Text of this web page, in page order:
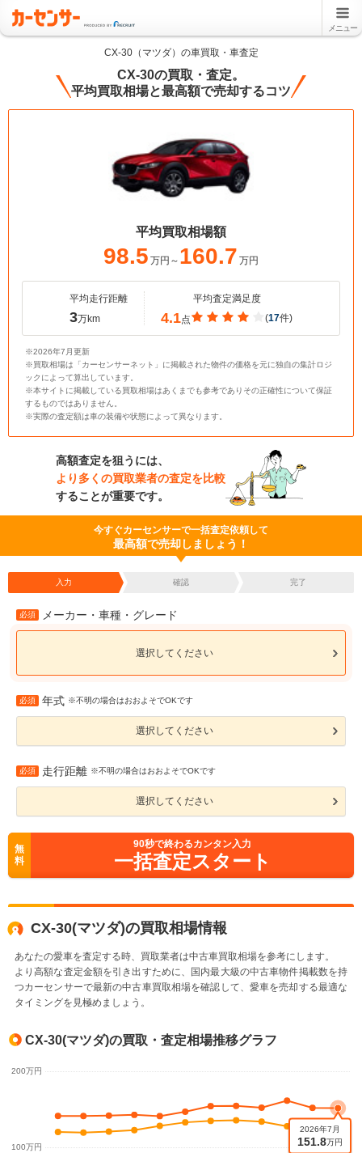
メニュー
CX-30（マツダ）の車買取・車査定
CX-30の買取・査定。
平均買取相場と最高額で売却するコツ
平均買取相場額
98.5 万円～ 160.7 万円
平均走行距離
3万km
平均査定満足度
4.1点 (17件)
※2026年7月更新
※買取相場は「カーセンサーネット」に掲載された物件の価格を元に独自の集計ロジ
ックによって算出しています。
※本サイトに掲載している買取相場はあくまでも参考でありその正確性について保証
するものではありません。
※実際の査定額は車の装備や状態によって異なります。
高額査定を狙うには、
より多くの買取業者の査定を比較
することが重要です。
今すぐカーセンサーで一括査定依頼して
最高額で売却しましょう！
入力 確認 完了
必須 メーカー・車種・グレード
選択してください
必須 年式 ※不明の場合はおおよそでOKです
選択してください
必須 走行距離 ※不明の場合はおおよそでOKです
選択してください
無
料
90秒で終わるカンタン入力
一括査定スタート
CX-30(マツダ)の買取相場情報
あなたの愛車を査定する時、買取業者は中古車買取相場を参考にします。
より高額な査定金額を引き出すために、国内最大級の中古車物件掲載数を持
つカーセンサーで最新の中古車買取相場を確認して、愛車を売却する最適な
タイミングを見極めましょう。
CX-30(マツダ)の買取・査定相場推移グラフ